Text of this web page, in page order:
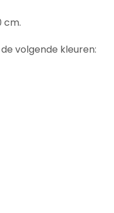
cm.
volgende kleuren: